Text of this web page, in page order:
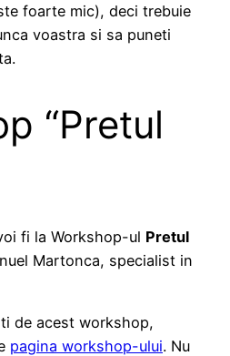
foarte mic), deci trebuie
voastra si sa puneti
“Pretul
fi la Workshop-ul Pretul
Martonca, specialist in
de acest workshop,
pagina workshop-ului. Nu